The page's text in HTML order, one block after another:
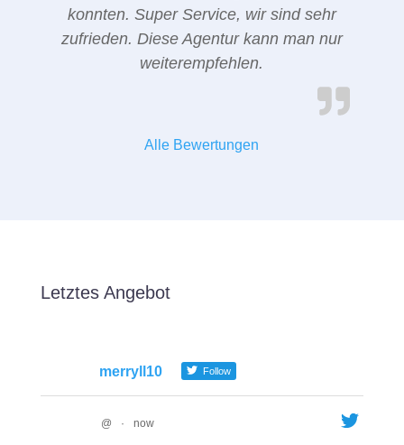
konnten. Super Service, wir sind sehr
zufrieden. Diese Agentur kann man nur
weiterempfehlen.
Alle Bewertungen
Letztes Angebot
merryll10 Follow
@ · now